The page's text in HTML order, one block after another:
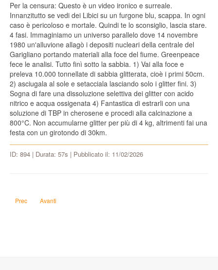
Per la censura: Questo è un video ironico e surreale.
Innanzitutto se vedi dei Libici su un furgone blu, scappa. In ogni
caso è pericoloso e mortale. Quindi te lo sconsiglio, lascia stare.
4 fasi. Immaginiamo un universo parallelo dove 14 novembre
1980 un'alluvione allagò i depositi nucleari della centrale del
Garigliano portando materiali alla foce del fiume. Greenpeace
fece le analisi. Tutto finì sotto la sabbia. 1) Vai alla foce e
preleva 10.000 tonnellate di sabbia glitterata, cioè i primi 50cm.
2) asciugala al sole e setacciala lasciando solo i glitter fini. 3)
Sogna di fare una dissoluzione selettiva dei glitter con acido
nitrico e acqua ossigenata 4) Fantastica di estrarli con una
soluzione di TBP in cherosene e procedi alla calcinazione a
800°C. Non accumularne glitter per più di 4 kg, altrimenti fai una
festa con un girotondo di 30km.
ID: 894 | Durata: 57s | Pubblicato il: 11/02/2026
Articolo precedente: Come possono 2 associazioni culturali unirsi per far
Prec Articolo successivo: Come faccio a far collassare la Via Lattea
Avanti